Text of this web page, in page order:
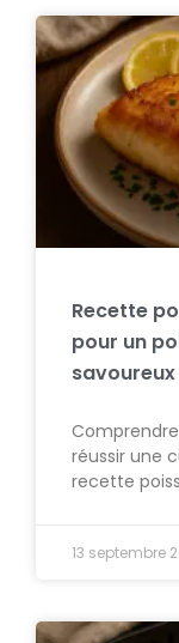
Recette
pour un
savoureux
réussir une
recette
13 septembre